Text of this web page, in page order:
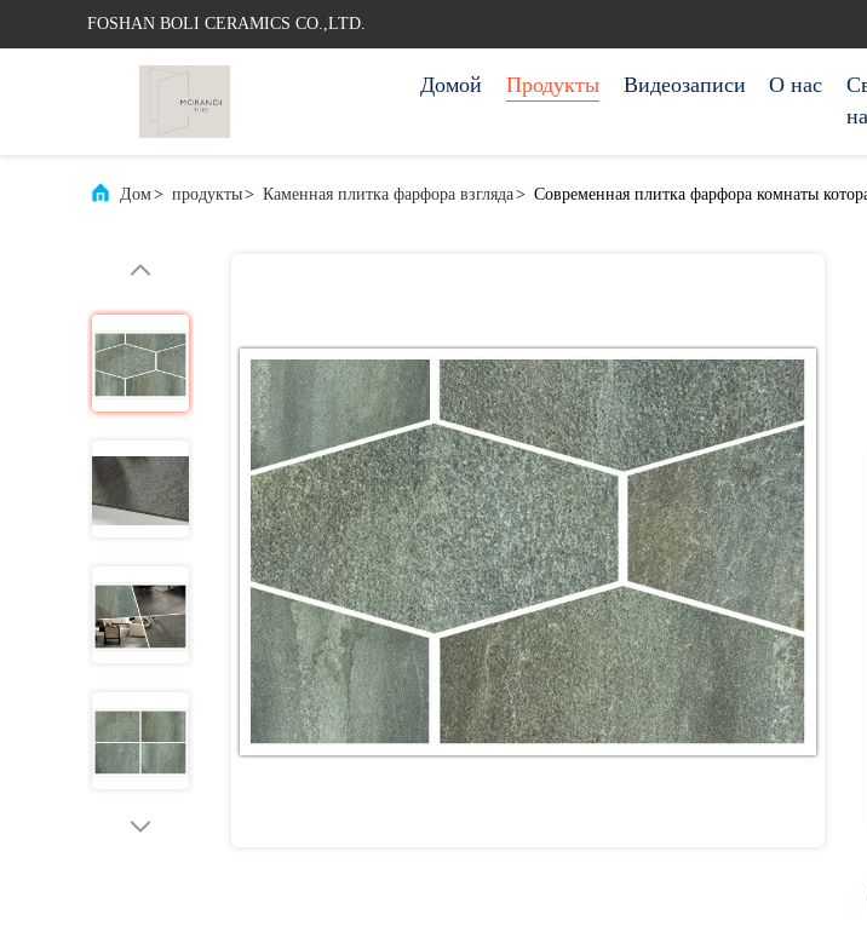
FOSHAN BOLI CERAMICS CO.,LTD.
Домой Продукты Видеозаписи О нас
Дом> продукты> Каменная плитка фарфора взгляда> Современная плитка фарфора комнаты